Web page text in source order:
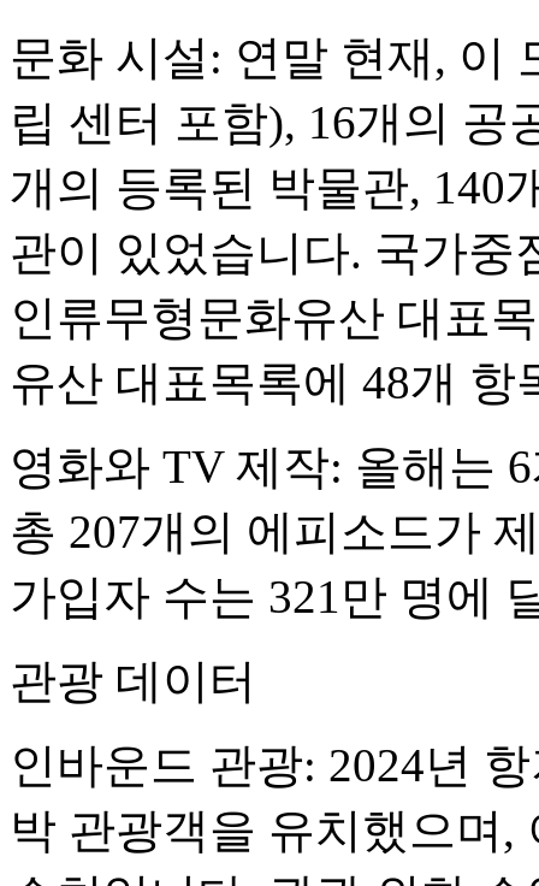
문화 시설: 연말 현재, 이
립 센터 포함), 16개의 공
개의 등록된 박물관, 140
관이 있었습니다. 국가중
인류무형문화유산 대표
유산 대표목록에 48개 항
영화와 TV 제작: 올해는
총 207개의 에피소드가
가입자 수는 321만 명에
관광 데이터
인바운드 관광: 2024년
박 관광객을 유치했으며,